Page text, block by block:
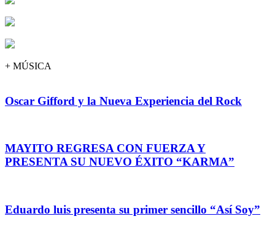
+ MÚSICA
Oscar Gifford y la Nueva Experiencia del Rock
MAYITO REGRESA CON FUERZA Y
PRESENTA SU NUEVO ÉXITO “KARMA”
Eduardo luis presenta su primer sencillo “Así Soy”